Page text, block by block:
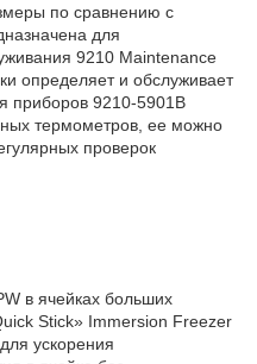
по сравнению с
для
9210 Maintenance
определяет и обслуживает
приборов 9210-5901B
термометров, ее можно
проверок
в ячейках больших
Stick» Immersion Freezer
ускорения